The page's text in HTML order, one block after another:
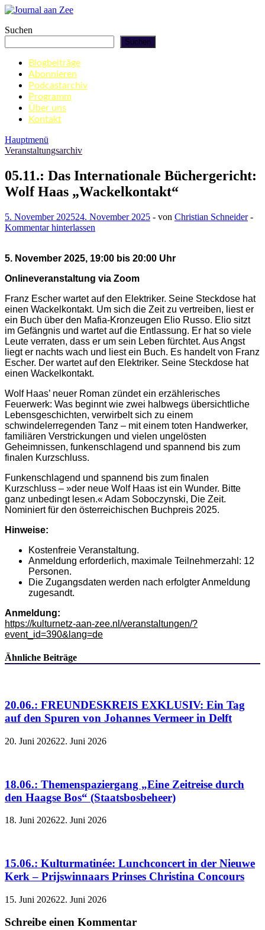
Zum
springen
Journal aan Zee
Suchen
Suchen
Blogbeiträge
Abonnieren
Podcastarchiv
Programm
Über uns
Kontakt
Hauptmenü
Veranstaltungsarchiv
05.11.: Das Internationale Büchergericht:
Wolf Haas „Wackelkontakt“
5. November 202524. November 2025 - von Christian Schneider-
Kommentar hinterlassen
5. November 2025, 19:00 bis 20:00 Uhr
Onlineveranstaltung via Zoom
Franz Escher wartet auf den Elektriker. Seine Steckdose hat
einen Wackelkontakt. Um sich die Zeit zu vertreiben, liest er
ein Buch über den Mafia-Kronzeugen Elio Russo. Elio sitzt
im Gefängnis und wartet auf die Entlassung. Er hat so viele
Leute verraten, dass er um sein Leben fürchtet. Aus Angst
liegt er nachts wach und liest ein Buch. Es handelt von Franz
Escher. Der wartet auf den Elektriker. Seine Steckdose hat
einen Wackelkontakt.
Wolf Haas’ neuer Roman zündet ein erzählerisches
Feuerwerk: Was beginnt wie zwei halbwegs übersichtliche
Lebensgeschichten, verwirbelt sich zu einem
schwindelerregenden Tanz – mit einem toten Handwerker,
familiären Verstrickungen und vielen ungelösten
Geheimnissen, funkenschlagend und spannend bis zum
finalen Kurzschluss.
Funkenschlagend und spannend bis zum finalen
Kurzschluss – »der neue Wolf Haas ist ein Wunder. Bitte
ganz unbedingt lesen.« Adam Soboczynski, Die Zeit.
Nominiert für den österreichischen Buchpreis 2025.
Hinweise:
Kostenfreie Veranstaltung.
Anmeldung erforderlich, maximale Teilnehmerzahl: 12
Personen.
Die Zugangsdaten werden nach erfolgter Anmeldung
zugesandt.
Anmeldung:
https://kulturnetz-aan-zee.nl/veranstaltungen/?
event_id=390&lang=de
Ähnliche Beiträge
20.06.: FREUNDESKREIS EXKLUSIV: Ein Tag
auf den Spuren von Johannes Vermeer in Delft
20. Juni 202622. Juni 2026
18.06.: Themenspaziergang „Eine Zeitreise durch
den Haagse Bos“ (Staatsbosbeheer)
18. Juni 202622. Juni 2026
15.06.: Kulturmatinée: Lunchconcert in der Nieuwe
Kerk – Prijswinnaars Prinses Christina Concours
15. Juni 202622. Juni 2026
Schreibe einen Kommentar